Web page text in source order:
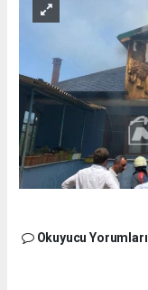
Okuyucu Yorumları